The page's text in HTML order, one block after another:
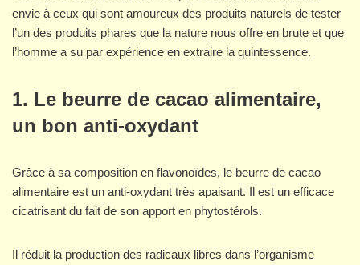
envie à ceux qui sont amoureux des produits naturels de tester
l’un des produits phares que la nature nous offre en brute et que
l’homme a su par expérience en extraire la quintessence.
1. Le beurre de cacao alimentaire,
un bon anti-oxydant
Grâce à sa composition en flavonoïdes, le beurre de cacao
alimentaire est un anti-oxydant très apaisant. Il est un efficace
cicatrisant du fait de son apport en phytostérols.
Il réduit la production des radicaux libres dans l’organisme